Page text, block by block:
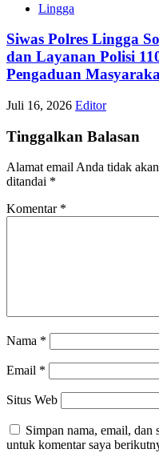
Lingga
Siwas Polres Lingga
dan Layanan Polisi
Pengaduan
Juli 16, 2026 Editor
Tinggalkan Balasan
Alamat email Anda tidak
ditandai *
Komentar *
Nama *
Email *
Situs Web
Simpan nama, email, dan
untuk komentar saya